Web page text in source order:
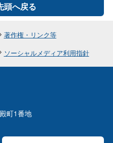
頭へ戻る
著作権・リンク等
ソーシャルメディア利用指針
町1番地